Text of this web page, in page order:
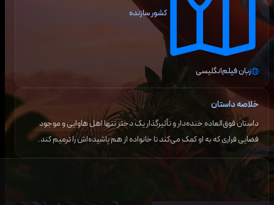
کشور سازنده
زبان فیلمانگلیسی
خلاصه داستان
داستان فوق‌العاده خنده‌دار و تأثیرگذار یک دختر تنها اهل هاوایی و موجود
فضایی فراری که به او کمک می‌کند تا خانواده از هم پاشیده‌اش را ترمیم کند.